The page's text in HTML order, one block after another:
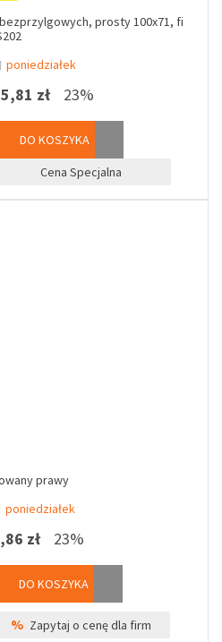
prosty 100x71, fi
poniedziałek
zł 23%
DO KOSZYKA
Cena Specjalna
prawy
poniedziałek
zł 23%
DO KOSZYKA
% Zapytaj o cenę dla firm